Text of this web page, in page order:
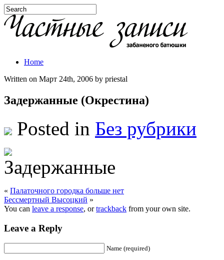
Home
Written on Март 24th, 2006 by priestal
Задержанные (Окрестина)
Posted in Без рубрики
« Палаточного городка больше нет
Бессмертный Высоцкий »
You can leave a response, ortrackback from your own site.
Leave a Reply
Name (required)